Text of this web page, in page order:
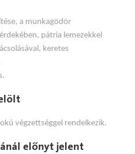
a munkagödör
pátria lemezekkel
keretes
végzettséggel rendelkezik.
előnyt jelent